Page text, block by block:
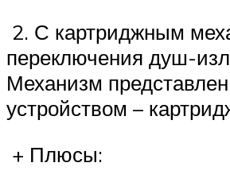
2. С картриджным
переключения душ-
Механизм
устройством –
+ Плюсы: